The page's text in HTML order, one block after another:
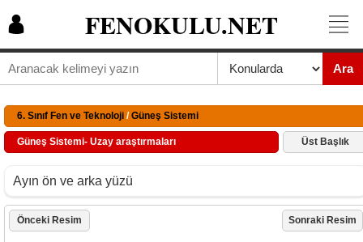
FENOKULU.NET
Ara
6. Sınıf Fen ve Teknoloji /Güneş Sistemi
Güneş Sistemi- Uzay araştırmaları Üst Başlık
Ayın ön ve arka yüzü
Önceki Resim Sonraki Resim